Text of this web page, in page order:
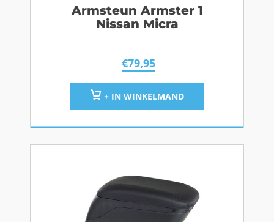
Armsteun Armster 1
Nissan Micra
€79,95
+ IN WINKELMAND